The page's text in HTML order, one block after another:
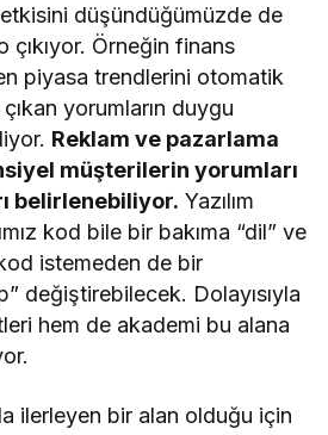
düşündüğümüzde de
Örneğin finans
piyasa trendlerini otomatik
yorumların duygu
Reklam ve pazarlama
müşterilerin yorumları
belirlenebiliyor. Yazılım
kod bile bir bakıma “dil” ve
istemeden de bir
değiştirebilecek. Dolayısıyla
hem de akademi bu alana
ilerleyen bir alan olduğu için